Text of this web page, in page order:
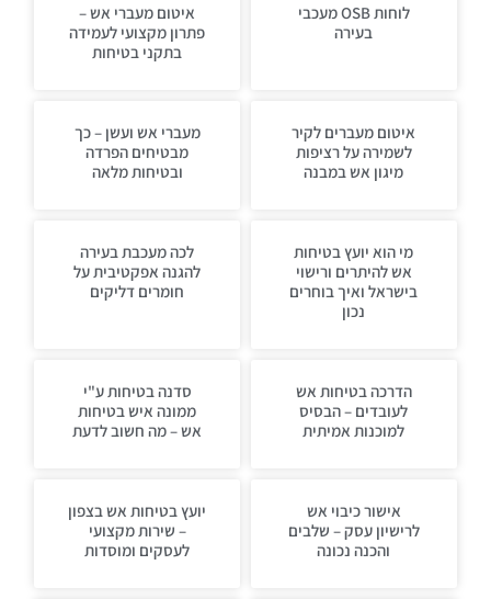
לוחות OSB מעכבי
בעירה
איטום מעברי אש –
פתרון מקצועי לעמידה
בתקני בטיחות
איטום מעברים לקיר
לשמירה על רציפות
מיגון אש במבנה
מעברי אש ועשן – כך
מבטיחים הפרדה
ובטיחות מלאה
מי הוא יועץ בטיחות
אש להיתרים ורישוי
בישראל ואיך בוחרים
נכון
לכה מעכבת בעירה
להגנה אפקטיבית על
חומרים דליקים
הדרכה בטיחות אש
לעובדים – הבסיס
למוכנות אמיתית
סדנה בטיחות ע"י
ממונה איש בטיחות
אש – מה חשוב לדעת
אישור כיבוי אש
לרישיון עסק – שלבים
והכנה נכונה
יועץ בטיחות אש בצפון
– שירות מקצועי
לעסקים ומוסדות